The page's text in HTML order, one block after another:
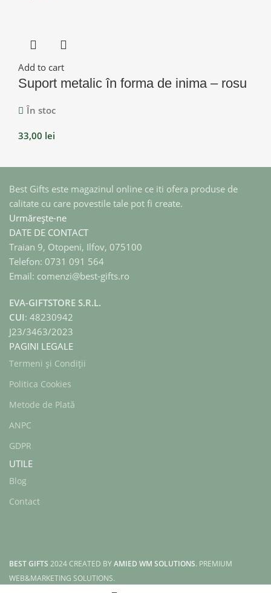
Add to cart
Suport metalic în forma de inima – rosu
În stoc
33,00 lei
Best Gifts este magazinul online ce iti ofera produse de
calitate cu care povestile tale pot fi create.
Urmărește-ne
DATE DE CONTACT
Traian 9, Otopeni, Ilfov, 075100
Telefon: 0731 091 564
Email: comenzi@best-gifts.ro
EVA-GIFTSTORE S.R.L.
CUI: 48230942
J23/3463/2023
PAGINI LEGALE
Termeni și Condiții
Politica Cookies
Metode de Plată
ANPC
GDPR
UTILE
Blog
Contact
BEST GIFTS 2024 CREATED BYAMIED WM SOLUTIONS. PREMIUM
WEB&MARKETING SOLUTIONS.